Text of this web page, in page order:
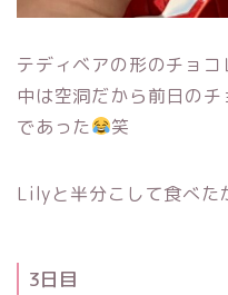
テディベアの形のチョコ
中は空洞だから前日の
であった
笑
Lilyと半分こして食べた
3日目